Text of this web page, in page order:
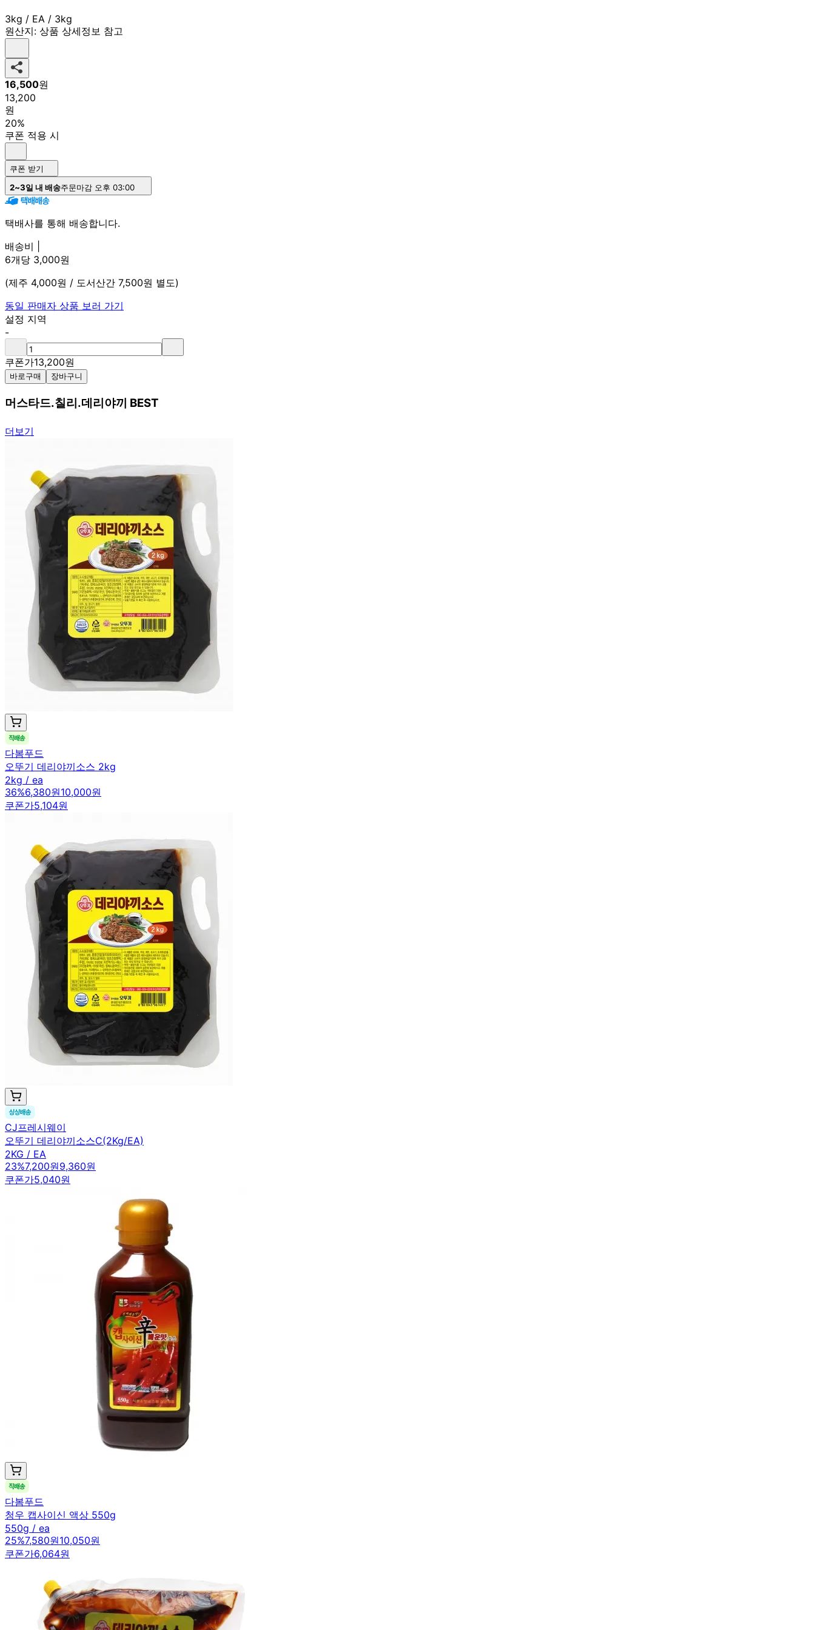
3kg / EA / 3kg
원산지: 상품 상세정보 참고
16,500원
13,200
원
20%
쿠폰 적용 시
쿠폰 받기
2~3일 내 배송주문마감 오후 03:00
택배사를 통해 배송합니다.
배송비 |
6개당 3,000원
(제주 4,000원 / 도서산간 7,500원 별도)
동일 판매자 상품 보러 가기
설정 지역
-
쿠폰가13,200원
바로구매 장바구니
머스타드.칠리.데리야끼 BEST
더보기
다봄푸드
오뚜기 데리야끼소스 2kg
2kg / ea
36%6,380원10,000원
쿠폰가5,104원
CJ프레시웨이
오뚜기 데리야끼소스C(2Kg/EA)
2KG / EA
23%7,200원9,360원
쿠폰가5,040원
다봄푸드
청우 캡사이신 액상 550g
550g / ea
25%7,580원10,050원
쿠폰가6,064원